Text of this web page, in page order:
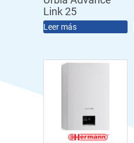
Link 25
Leer más